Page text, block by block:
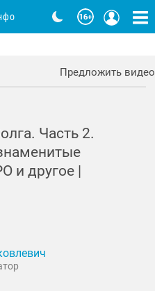
Предложить видео
Часть 2.
и другое |